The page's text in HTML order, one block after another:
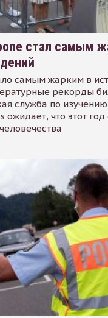
стал самым
самым жарким в
рекорды
служба по
ожидает, что этот